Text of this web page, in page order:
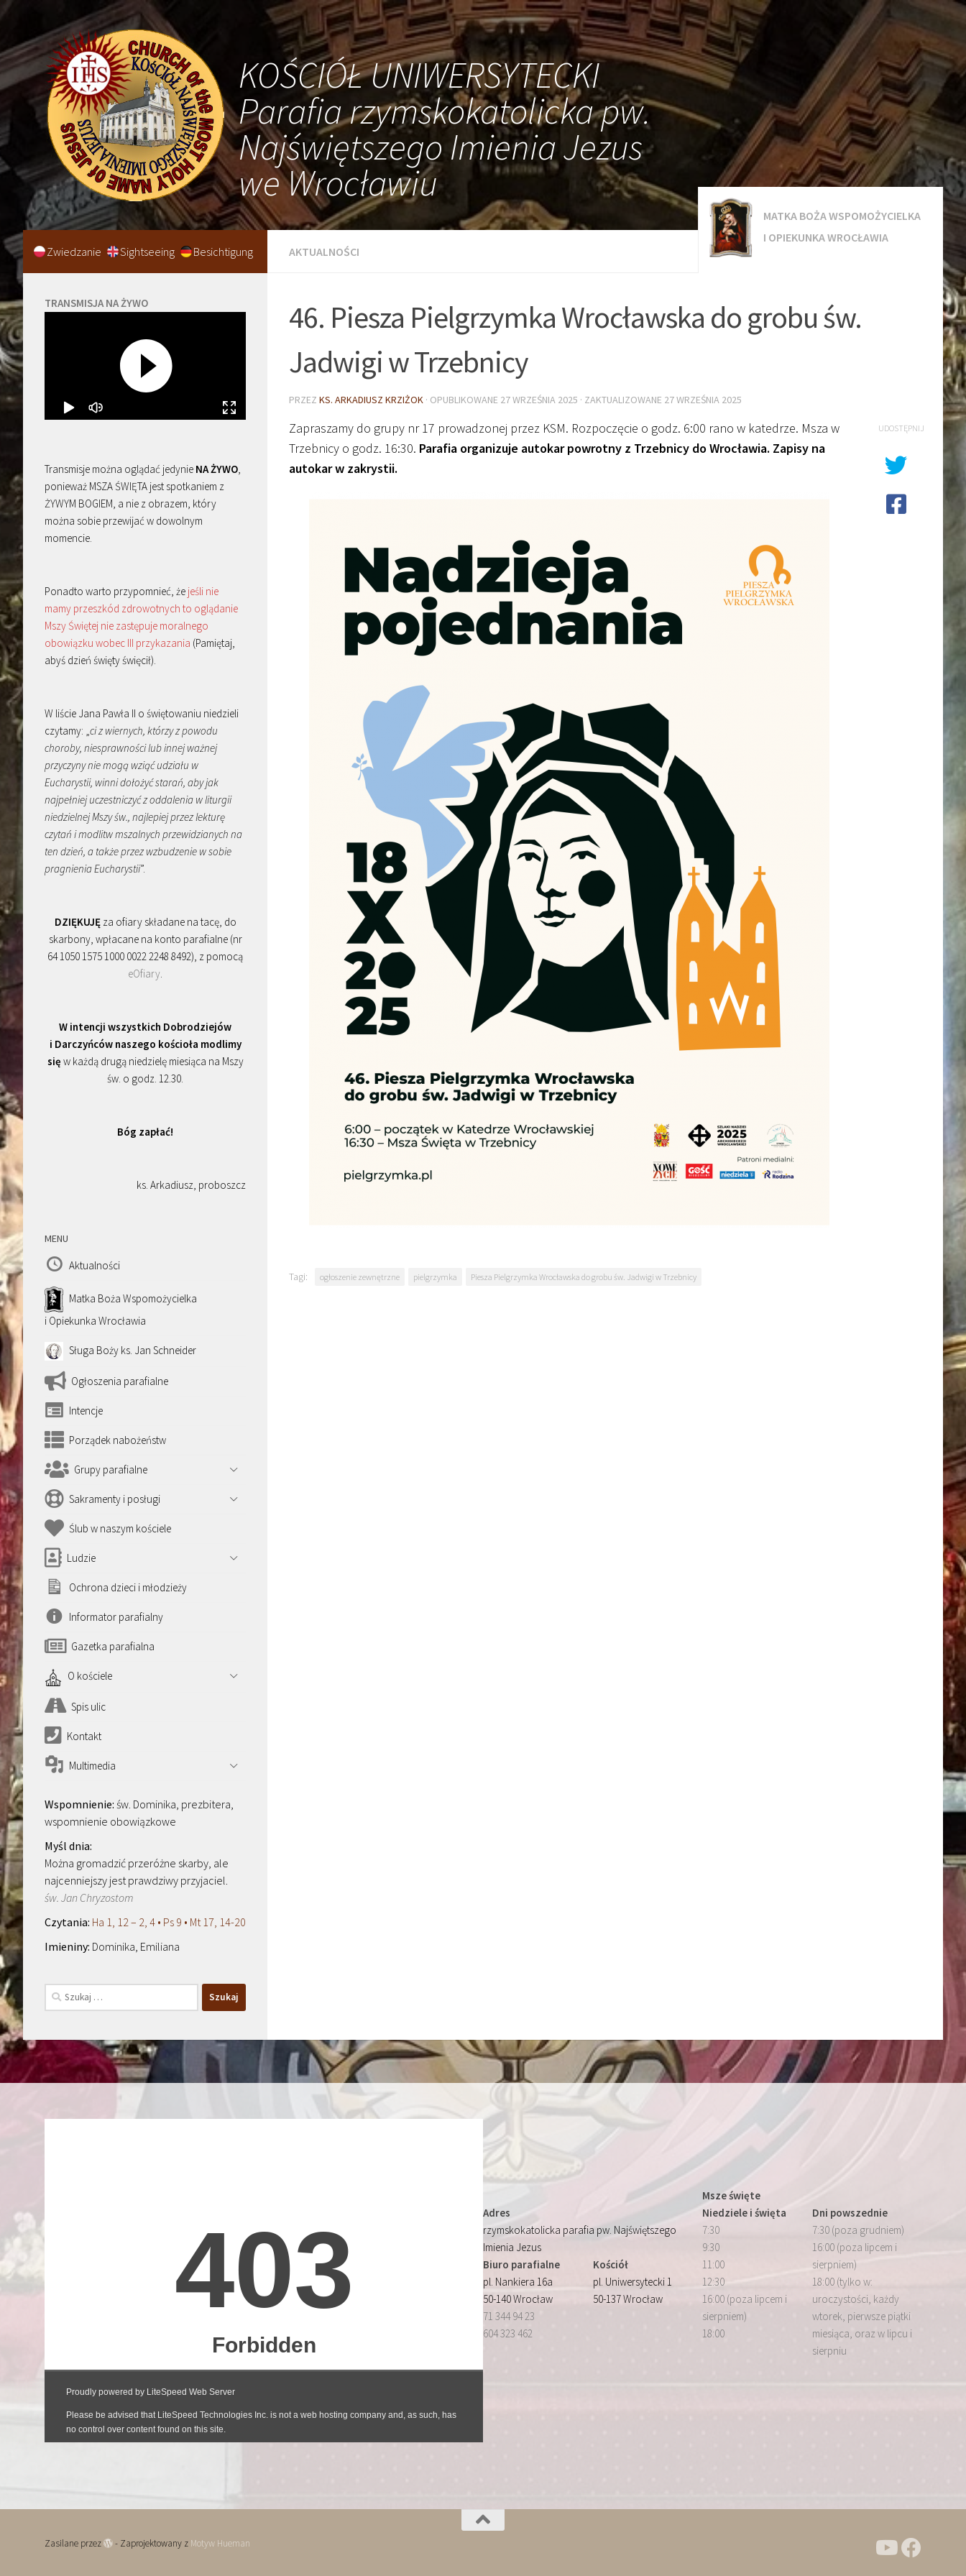
KOŚCIÓŁ UNIWERSYTECKI
Parafia rzymskokatolicka pw.
Najświętszego Imienia Jezus
we Wrocławiu
AKTUALNOŚCI
MATKA BOŻA WSPOMOŻYCIELKA
I OPIEKUNKA WROCŁAWIA
46. Piesza Pielgrzymka Wrocławska do grobu św.
Jadwigi w Trzebnicy
PRZEZ KS. ARKADIUSZ KRZIŻOK · OPUBLIKOWANE 27 WRZEŚNIA 2025 · ZAKTUALIZOWANE 27 WRZEŚNIA 2025
Zapraszamy do grupy nr 17 prowadzonej przez KSM. Rozpoczęcie o godz. 6:00 rano w katedrze. Msza w
Trzebnicy o godz. 16:30. Parafia organizuje autokar powrotny z Trzebnicy do Wrocławia. Zapisy na
autokar w zakrystii.
UDOSTĘPNIJ
Tagi: ogłoszenie zewnętrzne pielgrzymka Piesza Pielgrzymka Wrocławska do grobu św. Jadwigi w Trzebnicy
Zwiedzanie Sightseeing Besichtigung
TRANSMISJA NA ŻYWO
Transmisje można oglądać jedynie NA ŻYWO,
ponieważ MSZA ŚWIĘTA jest spotkaniem z
ŻYWYM BOGIEM, a nie z obrazem, który
można sobie przewijać w dowolnym
momencie.
Ponadto warto przypomnieć, że jeśli nie
mamy przeszkód zdrowotnych to oglądanie
Mszy Świętej nie zastępuje moralnego
obowiązku wobec III przykazania (Pamiętaj,
abyś dzień święty święcił).
W liście Jana Pawła II o świętowaniu niedzieli
czytamy: „ci z wiernych, którzy z powodu
choroby, niesprawności lub innej ważnej
przyczyny nie mogą wziąć udziału w
Eucharystii, winni dołożyć starań, aby jak
najpełniej uczestniczyć z oddalenia w liturgii
niedzielnej Mszy św., najlepiej przez lekturę
czytań i modlitw mszalnych przewidzianych na
ten dzień, a także przez wzbudzenie w sobie
pragnienia Eucharystii”.
DZIĘKUJĘza ofiary składane na tacę, do
skarbony, wpłacane na konto parafialne (nr
64 1050 1575 1000 0022 2248 8492), z pomocą
eOfiary.
W intencji wszystkich Dobrodziejów
i Darczyńców naszego kościoła modlimy
się w każdą drugą niedzielę miesiąca na Mszy
św. o godz. 12.30.
Bóg zapłać!
ks. Arkadiusz, proboszcz
MENU
Aktualności
Matka Boża Wspomożycielka
i Opiekunka Wrocławia
Sługa Boży ks. Jan Schneider
Ogłoszenia parafialne
Intencje
Porządek nabożeństw
Grupy parafialne
Sakramenty i posługi
Ślub w naszym kościele
Ludzie
Ochrona dzieci i młodzieży
Informator parafialny
Gazetka parafialna
O kościele
Spis ulic
Kontakt
Multimedia
św. Dominika, prezbitera,
wspomnienie obowiązkowe
Można gromadzić przeróżne skarby, ale
najcenniejszy jest prawdziwy przyjaciel.
św. Jan Chryzostom
Ha 1, 12 – 2, 4 • Ps 9 • Mt 17, 14-20
Dominika, Emiliana
Szukaj:
Adres
rzymskokatolicka parafia pw. Najświętszego
Imienia Jezus
Biuro parafialne
pl. Nankiera 16a
50-140 Wrocław
71 344 94 23
604 323 462
Kościół
pl. Uniwersytecki 1
50-137 Wrocław
Msze święte
Niedziele i święta
7:30
9:30
11:00
12:30
16:00 (poza lipcem i
sierpniem)
18:00
Dni powszednie
7:30 (poza grudniem)
16:00 (poza lipcem i
sierpniem)
18:00 (tylko w:
uroczystości, każdy
wtorek, pierwsze piątki
miesiąca, oraz w lipcu i
sierpniu
Zasilane przez - Zaprojektowany z Motyw Hueman